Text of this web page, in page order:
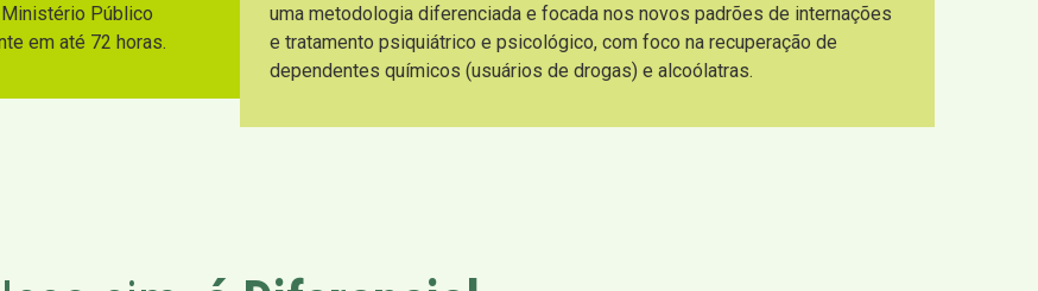
Público
em até 72 horas.
uma metodologia diferenciada e focada nos novos padrões de internações
e tratamento psiquiátrico e psicológico, com foco na recuperação de
dependentes químicos (usuários de drogas) e alcoólatras.